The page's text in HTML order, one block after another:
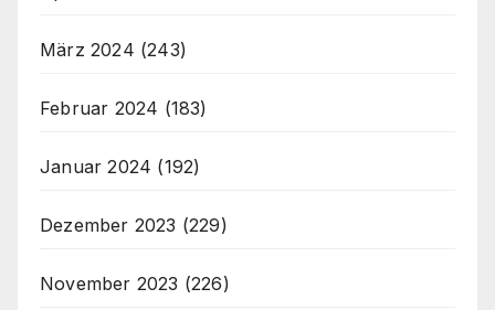
März 2024 (243)
Februar 2024 (183)
Januar 2024 (192)
Dezember 2023 (229)
November 2023 (226)